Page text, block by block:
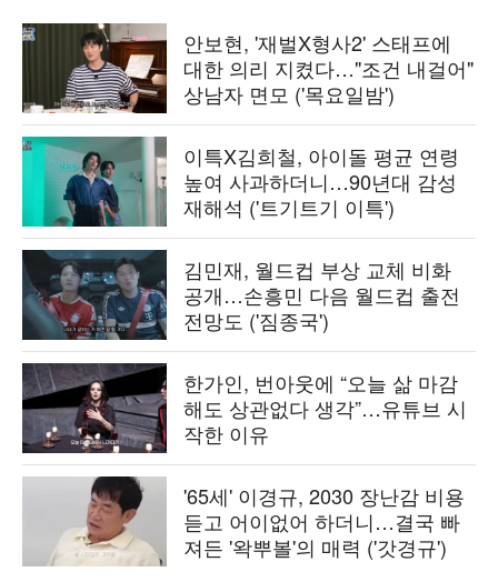
안보현, '재벌X형사2' 스태프에
대한 의리 지켰다…"조건 내걸어"
상남자 면모 ('목요일밤')
이특X김희철, 아이돌 평균 연령
높여 사과하더니…90년대 감성
재해석 ('트기트기 이특')
김민재, 월드컵 부상 교체 비화
공개…손흥민 다음 월드컵 출전
전망도 ('짐종국')
한가인, 번아웃에 “오늘 삶 마감
해도 상관없다 생각”…유튜브 시
작한 이유
'65세' 이경규, 2030 장난감 비용
듣고 어이없어 하더니…결국 빠
져든 '왁뿌볼'의 매력 ('갓경규')